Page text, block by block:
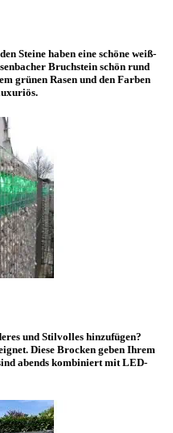
Steine haben eine schöne weiß-
Bruchstein schön rund
grünen Rasen und den Farben
und Stilvolles hinzufügen?
Diese Brocken geben Ihrem
abends kombiniert mit LED-